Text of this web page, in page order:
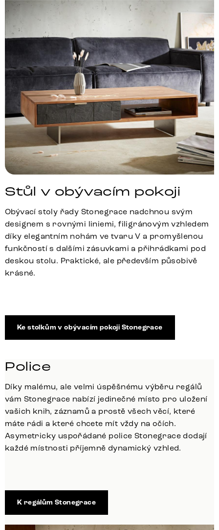
Stůl v obývacím pokoji
Obývací stoly řady Stonegrace nadchnou svým
designem s rovnými liniemi, filigránovým vzhledem
díky elegantním nohám ve tvaru V a promyšlenou
funkčností s dalšími zásuvkami a přihrádkami pod
deskou stolu. Praktické, ale především působivě
krásné.
Ke stolkům v obývacím pokoji Stonegrace
Police
Díky malému, ale velmi úspěšnému výběru regálů
vám Stonegrace nabízí jedinečné místo pro uložení
vašich knih, záznamů a prostě všech věcí, které
máte rádi a které chcete mít vždy na očích.
Asymetricky uspořádané police Stonegrace dodají
každé místnosti příjemně dynamický vzhled.
K regálům Stonegrace